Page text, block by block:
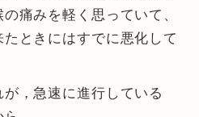
痛みを軽く思っていて、
たときにはすでに悪化して
，急速に進行している